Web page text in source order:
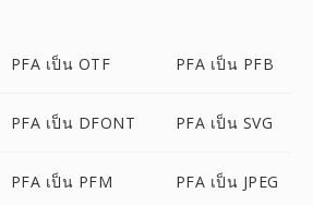
PFA เป็น OTF PFA เป็น PFB
PFA เป็น DFONT PFA เป็น SVG
PFA เป็น PFM PFA เป็น JPEG